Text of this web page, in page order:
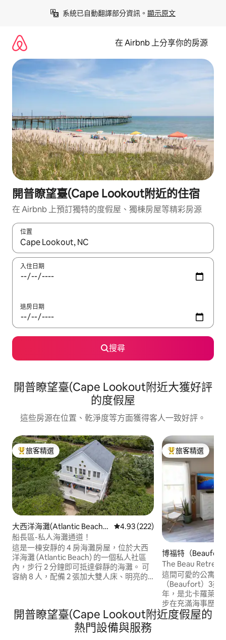
系統已自動翻譯部分資訊。 顯示原文
在 Airbnb 上分享你的房源
開普瞭望臺(Cape Lookout附近的住宿
在 Airbnb 上預訂獨特的度假屋、獨棟房屋等精彩房源
位置
如有搜尋結果，瀏覽內容時請使用上下箭頭，或輕點、滑動裝置。
入住日期
退房日期
搜尋
開普瞭望臺(Cape Lookout附近大獲好評
的度假屋
這些房源在位置、乾淨度等方面獲得客人一致好評。
旅客精選榜首
旅客精選
大西洋海灘(Atlantic Beach)
的房源
從 222 則評價中獲得 4.93 的平均
4.93 (222)
船長區-私人海灘通道！
這是一棟安靜的 4 房海灘房屋，位於大西
洋海灘 (Atlantic Beach) 的一個私人社區
內，步行 2 分鐘即可抵達僻靜的海灘。 可
容納 8 人，配備 2 張加大雙人床、明亮的
庭旅行、情侶或與朋友一起度過海灘週
開車一小段路即可抵達 Morehead City 和
旅客精選榜首
旅客精選
博福特（Beaufort
套房
The Beau Retreat
這間可愛的公寓距
（Beaufort）3英里。 博福特成立
年，是北卡羅萊納
步在充滿海事歷史
非常棒的餐廳。 乘坐渡輪前往胡蘿蔔島（
Carrot Island ）
開普瞭望臺(Cape Lookout附近度假屋的
熱門設備與服務